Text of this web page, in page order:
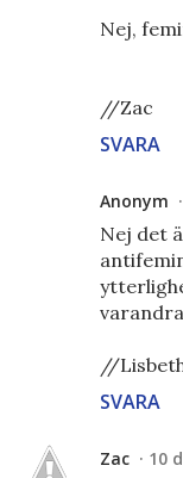
Nej,
//Zac
SVARA
Anonym
Nej det
//
SVARA
Zac 10